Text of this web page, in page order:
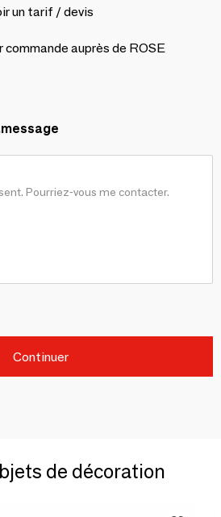
un tarif / devis
auprès de ROSE
Continuer
de décoration